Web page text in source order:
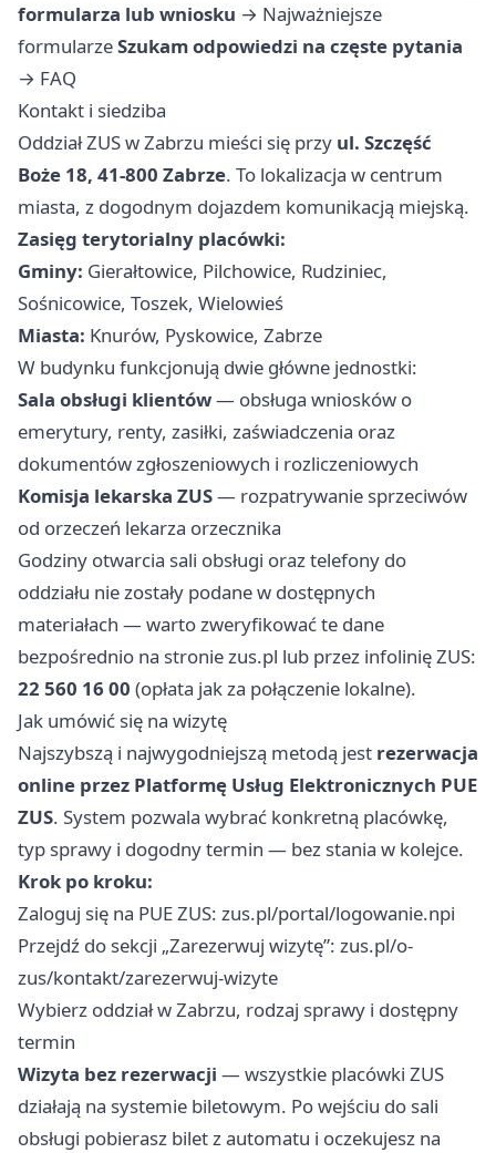
formularza lub wniosku → Najważniejsze
formularzeSzukam odpowiedzi na częste pytania
→ FAQ
Kontakt i siedziba
Oddział ZUS w Zabrzu mieści się przy ul. Szczęść
Boże 18, 41-800 Zabrze. To lokalizacja w centrum
miasta, z dogodnym dojazdem komunikacją miejską.
Zasięg terytorialny placówki:
Gminy: Gierałtowice, Pilchowice, Rudziniec,
Sośnicowice, Toszek, Wielowieś
Miasta: Knurów, Pyskowice, Zabrze
W budynku funkcjonują dwie główne jednostki:
Sala obsługi klientów— obsługa wniosków o
emerytury, renty, zasiłki, zaświadczenia oraz
dokumentów zgłoszeniowych i rozliczeniowych
Komisja lekarska ZUS— rozpatrywanie sprzeciwów
od orzeczeń lekarza orzecznika
Godziny otwarcia sali obsługi oraz telefony do
oddziału nie zostały podane w dostępnych
materiałach — warto zweryfikować te dane
bezpośrednio na stroniezus.pl lub przez infolinię ZUS:
22 560 16 00 (opłata jak za połączenie lokalne).
Jak umówić się na wizytę
Najszybszą i najwygodniejszą metodą jest rezerwacja
online przez Platformę Usług Elektronicznych PUE
ZUS. System pozwala wybrać konkretną placówkę,
typ sprawy i dogodny termin — bez stania w kolejce.
Krok po kroku:
Zaloguj się na PUE ZUS: zus.pl/portal/logowanie.npi
Przejdź do sekcji „Zarezerwuj wizytę”: zus.pl/o-
zus/kontakt/zarezerwuj-wizyte
Wybierz oddział w Zabrzu, rodzaj sprawy i dostępny
termin
Wizyta bez rezerwacji — wszystkie placówki ZUS
działają na systemie biletowym. Po wejściu do sali
obsługi pobierasz bilet z automatu i oczekujesz na